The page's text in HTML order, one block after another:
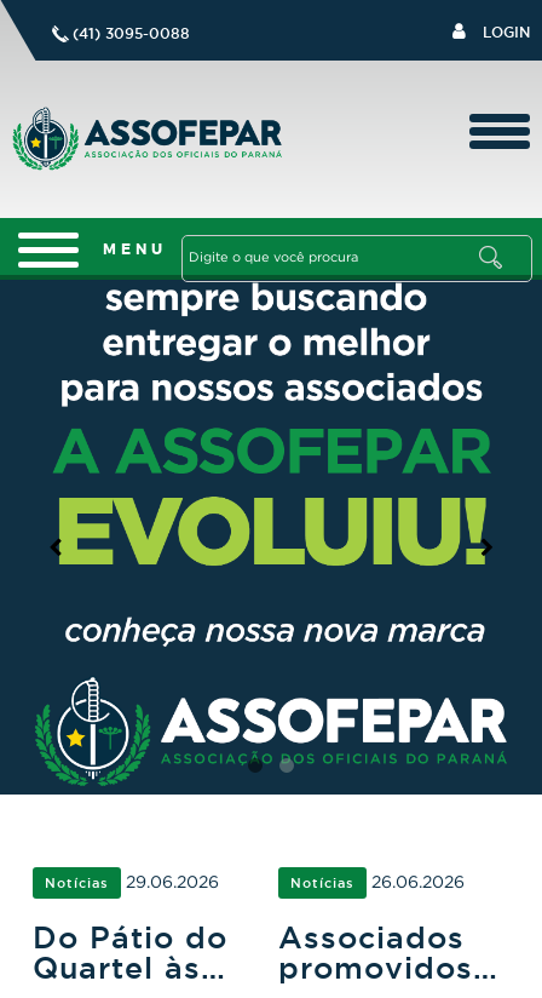
(41) 3095-0088 LOGIN
Notícias 29.06.2026
Do Pátio do
Quartel às
Notícias 26.06.2026
Associados
promovidos a